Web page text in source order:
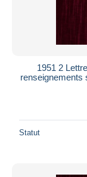
1951 2
renseignements
Statut